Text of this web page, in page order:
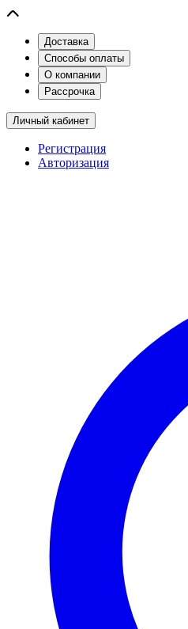
Доставка
Способы оплаты
О компании
Рассрочка
Личный кабинет
Регистрация
Авторизация